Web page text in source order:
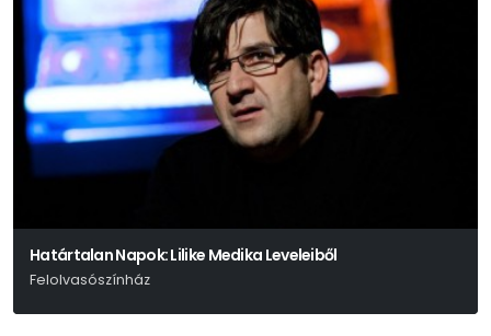
Határtalan Napok: Lilike Medika Leveleiből
Felolvasószínház